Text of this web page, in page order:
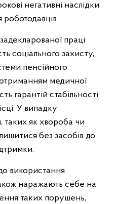
негативні наслідки
роботодавців.
праці
соціального захисту,
пенсійного
медичної
гарантій стабільності
У випадку
таких як хвороба чи
без засобів до
використання
наражають себе на
таких порушень,